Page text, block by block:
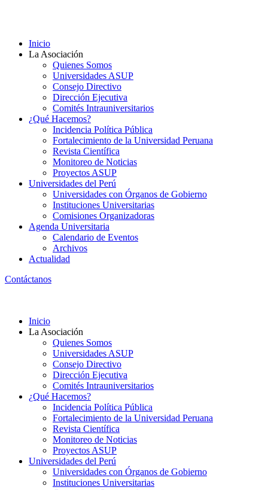
Inicio
La Asociación
Quienes Somos
Universidades ASUP
Consejo Directivo
Dirección Ejecutiva
Comités Intrauniversitarios
¿Qué Hacemos?
Incidencia Política Pública
Fortalecimiento de la Universidad Peruana
Revista Científica
Monitoreo de Noticias
Proyectos ASUP
Universidades del Perú
Universidades con Órganos de Gobierno
Instituciones Universitarias
Comisiones Organizadoras
Agenda Universitaria
Calendario de Eventos
Archivos
Actualidad
Contáctanos
Inicio
La Asociación
Quienes Somos
Universidades ASUP
Consejo Directivo
Dirección Ejecutiva
Comités Intrauniversitarios
¿Qué Hacemos?
Incidencia Política Pública
Fortalecimiento de la Universidad Peruana
Revista Científica
Monitoreo de Noticias
Proyectos ASUP
Universidades del Perú
Universidades con Órganos de Gobierno
Instituciones Universitarias